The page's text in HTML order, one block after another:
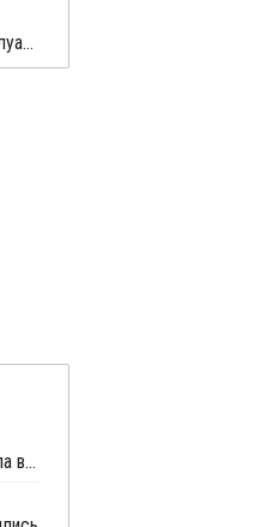
Компания Engineers India с GAIL ввели в эксплуатацию новый завод по производству ПП
BASF-YPC возобновила производство стирола в Нанкине